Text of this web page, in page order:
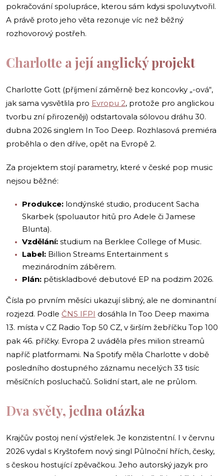
pokračování spolupráce, kterou sám kdysi spoluvytvořil.
A právě proto jeho věta rezonuje víc než běžný
rozhovorový postřeh.
Charlotte a její anglický projekt
Charlotte Gott (příjmení záměrně bez koncovky „-ová“,
jak sama vysvětlila pro Evropu 2, protože pro anglickou
tvorbu zní přirozeněji) odstartovala sólovou dráhu 30.
dubna 2026 singlem In Too Deep. Rozhlasová premiéra
proběhla o den dříve, opět na Evropě 2.
Za projektem stojí parametry, které v české pop music
nejsou běžné:
Produkce: londýnské studio, producent Sacha
Skarbek (spoluautor hitů pro Adele či Jamese
Blunta).
Vzdělání: studium na Berklee College of Music.
Label: Billion Streams Entertainment s
mezinárodním záběrem.
Plán: pětiskladbové debutové EP na podzim 2026.
Čísla po prvním měsíci ukazují slibný, ale ne dominantní
rozjezd. Podle ČNS IFPI dosáhla In Too Deep maxima
13. místa v CZ Radio Top 50 CZ, v širším žebříčku Top 100
pak 46. příčky. Evropa 2 uváděla přes milion streamů
napříč platformami. Na Spotify měla Charlotte v době
posledního dostupného záznamu necelých 33 tisíc
měsíčních posluchačů. Solidní start, ale ne průlom.
Dva světy, jedna otázka
Krajčův postoj není výstřelek. Je konzistentní. I v červnu
2026 vydal s Kryštofem nový singl Půlnoční hřích, česky,
s českou hostující zpěvačkou. Jeho autorský jazyk pro